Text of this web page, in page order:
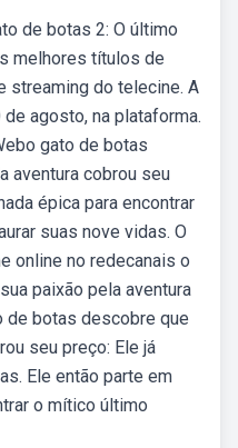
de botas 2: O último
melhores títulos de
streaming do telecine. A
agosto, na plataforma.
gato de botas
aventura cobrou seu
épica para encontrar
suas nove vidas. O
online no redecanais o
paixão pela aventura
de botas descobre que
seu preço: Ele já
Ele então parte em
o mítico último